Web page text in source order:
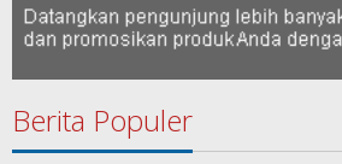
Berita Populer